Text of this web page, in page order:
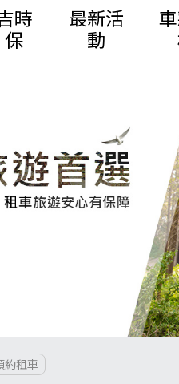
時
保
最新活
動
約租車